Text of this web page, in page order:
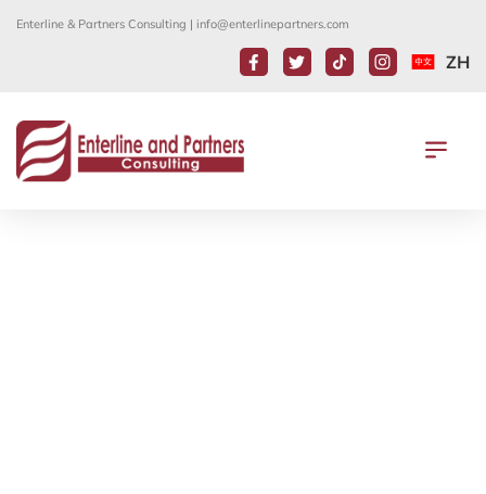
Enterline & Partners Consulting | info@enterlinepartners.com
ZH